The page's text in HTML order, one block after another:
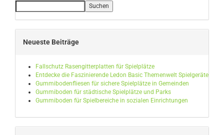
Suchen
Neueste Beiträge
Fallschutz Rasengitterplatten für Spielplätze
Entdecke die Faszinierende Ledon Basic Themenwelt Spielgeräte
Gummibodenfliesen für sichere Spielplätze in Gemeinden
Gummiboden für städtische Spielplätze und Parks
Gummiboden für Spielbereiche in sozialen Einrichtungen